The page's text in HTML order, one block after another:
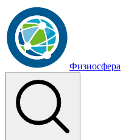
Физиосфера